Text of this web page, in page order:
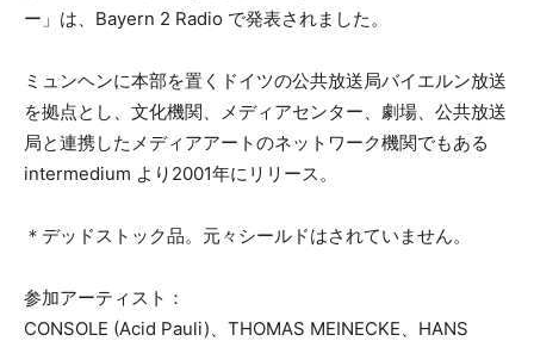
ー」は、Bayern 2 Radio で発表されました。
ミュンヘンに本部を置くドイツの公共放送局バイエルン放送
を拠点とし、文化機関、メディアセンター、劇場、公共放送
局と連携したメディアアートのネットワーク機関でもある
intermedium より2001年にリリース。
＊デッドストック品。元々シールドはされていません。
参加アーティスト：
CONSOLE (Acid Pauli)、THOMAS MEINECKE、HANS